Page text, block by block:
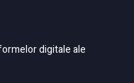
digitale ale